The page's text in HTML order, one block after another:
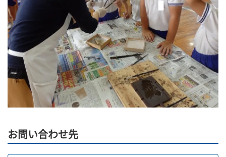
お問い合わせ先